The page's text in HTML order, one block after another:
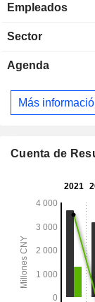
Empleados
Sector
Agenda
Más
Cuenta de